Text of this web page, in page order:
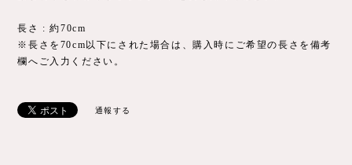
長さ : 約70cm
※長さを70cm以下にされた場合は、購入時にご希望の長さを備考
欄へご入力ください。
通報する